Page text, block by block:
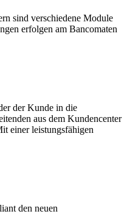
sind verschiedene Module
erfolgen am Bancomaten
der Kunde in die
aus dem Kundencenter
einer leistungsfähigen
den neuen